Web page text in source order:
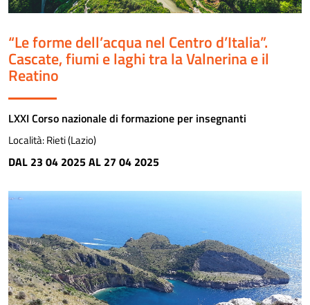
“Le forme dell’acqua nel Centro d’Italia”.
Cascate, fiumi e laghi tra la Valnerina e il
Reatino
LXXI Corso nazionale di formazione per insegnanti
Località:Rieti (Lazio)
DAL 23 04 2025 AL 27 04 2025